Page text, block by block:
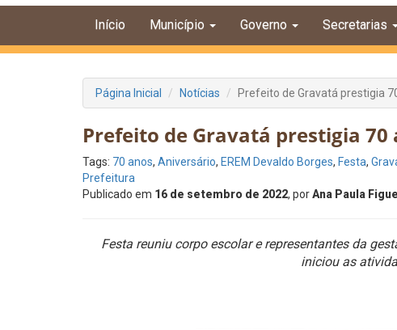
Início Município Governo Secretarias
Página Inicial Notícias Prefeito de Gravatá prestigia
Prefeito de Gravatá prestigia 70
Tags: 70 anos, Aniversário, EREM Devaldo Borges, Festa,
Prefeitura
Publicado em 16 de setembro de 2022, porAna Paula
Festa reuniu corpo escolar e representantes da
iniciou as